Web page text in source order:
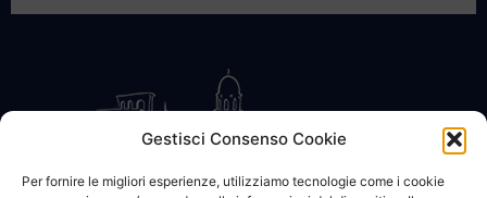
Gestisci Consenso Cookie
Per fornire le migliori esperienze, utilizziamo tecnologie come i cookie